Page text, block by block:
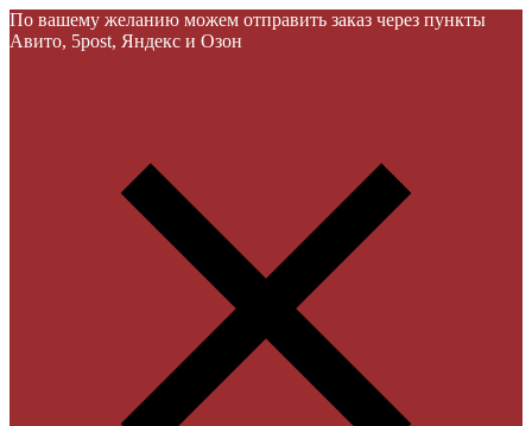
По вашему желанию можем отправить заказ через пункты
Авито, 5post, Яндекс и Озон